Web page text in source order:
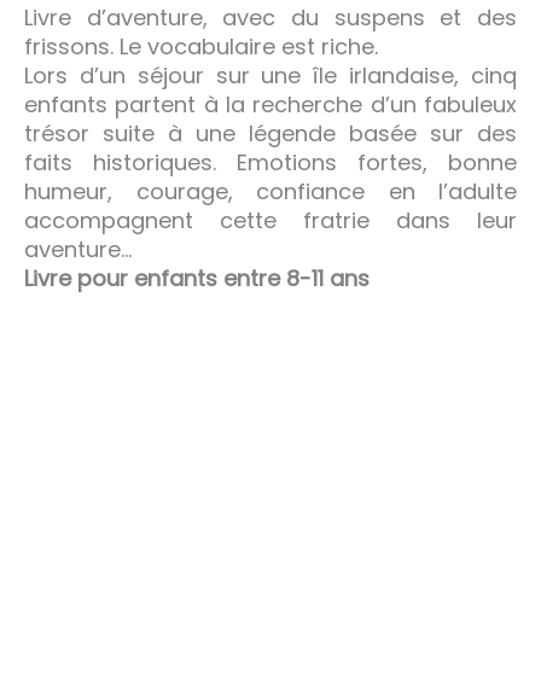
Livre d’aventure, avec du suspens et des
frissons. Le vocabulaire est riche.
Lors d’un séjour sur une île irlandaise, cinq
enfants partent à la recherche d’un fabuleux
trésor suite à une légende basée sur des
faits historiques. Emotions fortes, bonne
humeur, courage, confiance en l’adulte
accompagnent cette fratrie dans leur
aventure…
Livre pour enfants entre 8-11 ans